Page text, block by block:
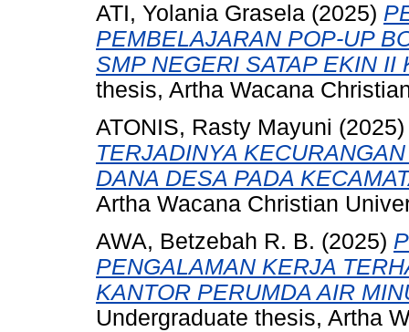
ATI, Yolania Grasela (2025)
PEMBELAJARAN POP-UP
SMP NEGERI SATAP EKIN II
thesis, Artha Wacana
ATONIS, Rasty Mayuni
TERJADINYA
DANA DESA PADA
Artha Wacana Christian
AWA, Betzebah R. B. (2025)
PENGALAMAN KERJA
KANTOR PERUMDA AIR
Undergraduate thesis, Artha